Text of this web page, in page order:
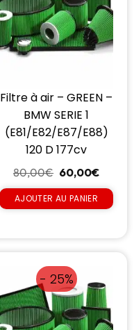
Filtre à air – GREEN –
BMW SERIE 1
(E81/E82/E87/E88)
120 D 177cv
80,00€ 60,00€
AJOUTER AU PANIER
- 25%